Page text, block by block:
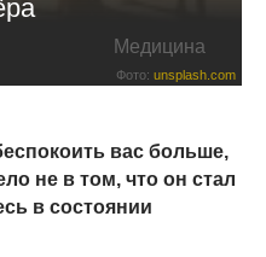
Медицина
Фото: unsplash.com
вас больше,
не в том, что он стал
в состоянии